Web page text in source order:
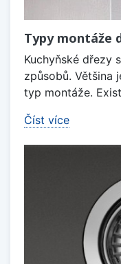
Typy montáže
Kuchyňské dřezy
způsobů. Většina
typ montáže.
Číst více